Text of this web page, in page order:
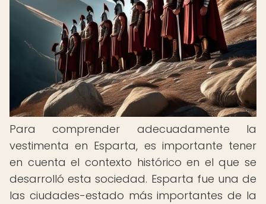
Para comprender adecuadamente la
vestimenta en Esparta, es importante tener
en cuenta el contexto histórico en el que se
desarrolló esta sociedad. Esparta fue una de
las ciudades-estado más importantes de la